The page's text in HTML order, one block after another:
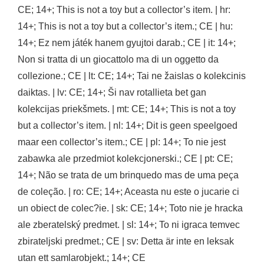
CE; 14+; This is not a toy but a collector’s item. | hr:
14+; This is not a toy but a collector’s item.; CE | hu:
14+; Ez nem játék hanem gyujtoi darab.; CE | it: 14+;
Non si tratta di un giocattolo ma di un oggetto da
collezione.; CE | lt: CE; 14+; Tai ne žaislas o kolekcinis
daiktas. | lv: CE; 14+; Ši nav rotallieta bet gan
kolekcijas priekšmets. | mt: CE; 14+; This is not a toy
but a collector’s item. | nl: 14+; Dit is geen speelgoed
maar een collector’s item.; CE | pl: 14+; To nie jest
zabawka ale przedmiot kolekcjonerski.; CE | pt: CE;
14+; Não se trata de um brinquedo mas de uma peça
de coleção. | ro: CE; 14+; Aceasta nu este o jucarie ci
un obiect de colec?ie. | sk: CE; 14+; Toto nie je hracka
ale zberatelský predmet. | sl: 14+; To ni igraca temvec
zbirateljski predmet.; CE | sv: Detta är inte en leksak
utan ett samlarobjekt.; 14+; CE